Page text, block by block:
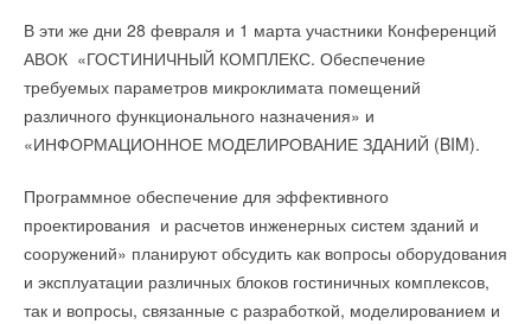
В эти же дни 28 февраля и 1 марта участники Конференций
АВОК «ГОСТИНИЧНЫЙ КОМПЛЕКС. Обеспечение
требуемых параметров микроклимата помещений
различного функционального назначения» и
«ИНФОРМАЦИОННОЕ МОДЕЛИРОВАНИЕ ЗДАНИЙ (BIM).
Программное обеспечение для эффективного
проектирования и расчетов инженерных систем зданий и
сооружений» планируют обсудить как вопросы оборудования
и эксплуатации различных блоков гостиничных комплексов,
так и вопросы, связанные с разработкой, моделированием и
---
[1] https://ec.europa.eu/clima/policies/f-gas/legislation_en
[2] https://ec.europa.eu/clima/policies/f-gas_en
Читайте по теме:
→
ИИ-дата-центров
→
LG расширяет присутствие на европейском рынке
тепловых насосов